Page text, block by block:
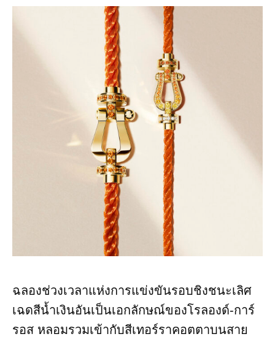
ฉลองช่วงเวลาแห่งการแข่งขันรอบชิงชนะเลิศ
เฉดสีน้ำเงินอันเป็นเอกลักษณ์ของโรลองด์-การ์
รอส หลอมรวมเข้ากับสีเทอร์ราคอตตาบนสาย